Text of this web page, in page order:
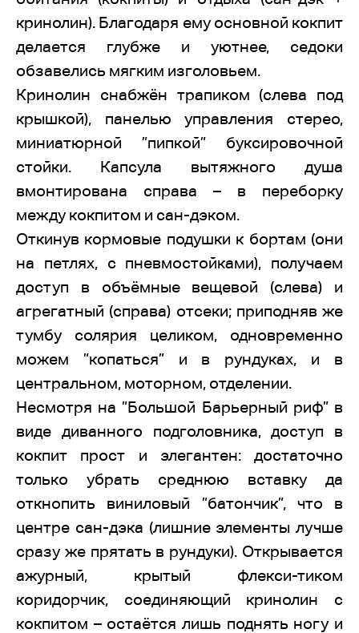
кринолин). Благодаря ему основной кокпит
делается глубже и уютнее, седоки
обзавелись мягким изголовьем.
Кринолин снабжён трапиком (слева под
крышкой), панелью управления стерео,
миниатюрной ”пипкой” буксировочной
стойки. Капсула вытяжного душа
вмонтирована справа – в переборку
между кокпитом и сан-дэком.
Откинув кормовые подушки к бортам (они
на петлях, с пневмостойками), получаем
доступ в объёмные вещевой (слева) и
агрегатный (справа) отсеки; приподняв же
тумбу солярия целиком, одновременно
можем ”копаться” и в рундуках, и в
центральном, моторном, отделении.
Несмотря на ”Большой Барьерный риф” в
виде диванного подголовника, доступ в
кокпит прост и элегантен: достаточно
только убрать среднюю вставку да
откнопить виниловый ”батончик”, что в
центре сан-дэка (лишние элементы лучше
сразу же прятать в рундуки). Открывается
ажурный, крытый флекси-тиком
коридорчик, соединяющий кринолин с
кокпитом – остаётся лишь поднять ногу и